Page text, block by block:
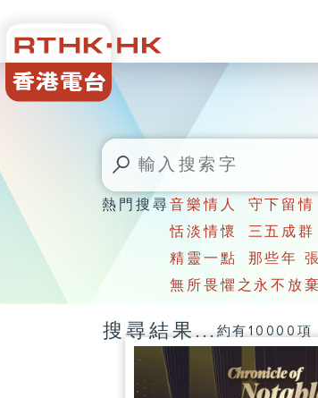
熱門搜尋音樂情人 守下留情
恬淡情懷
三五成群
精靈一點
那些年
無所畏懼之永不放棄
搜尋結果...約有10000項